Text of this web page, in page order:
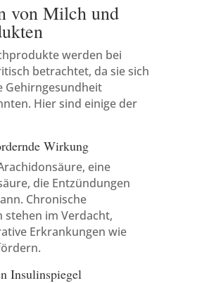
von Milch und
werden bei
betrachtet, da sie sich
Gehirngesundheit
Hier sind einige der
Wirkung
eine
die Entzündungen
Chronische
stehen im Verdacht,
Erkrankungen wie
Insulinspiegel